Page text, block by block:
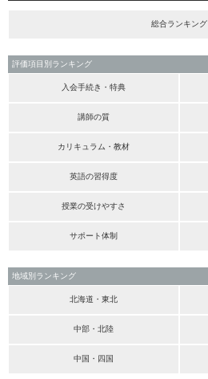
総合ランキング
評価項目別ランキング
入会手続き・特典
講師の質
カリキュラム・教材
英語の習得度
授業の受けやすさ
サポート体制
地域別ランキング
北海道・東北
中部・北陸
中国・四国